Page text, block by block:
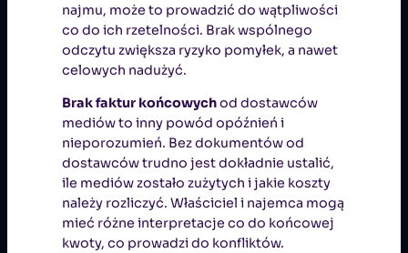
najmu, może to prowadzić do wątpliwości
co do ich rzetelności. Brak wspólnego
odczytu zwiększa ryzyko pomyłek, a nawet
celowych nadużyć.
Brak faktur końcowychod dostawców
mediów to inny powód opóźnień i
nieporozumień. Bez dokumentów od
dostawców trudno jest dokładnie ustalić,
ile mediów zostało zużytych i jakie koszty
należy rozliczyć. Właściciel i najemca mogą
mieć różne interpretacje co do końcowej
kwoty, co prowadzi do konfliktów.